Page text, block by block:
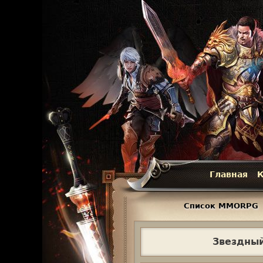
Г
л
а
в
Главная
Список MMORPG